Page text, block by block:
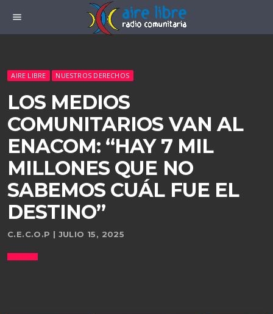
menu
AIRE LIBRE NUESTROS DERECHOS
LOS MEDIOS
COMUNITARIOS VAN AL
ENACOM: “HAY 7 MIL
MILLONES QUE NO
SABEMOS CUÁL FUE EL
DESTINO”
C.E.C.O.P | JULIO 15, 2025